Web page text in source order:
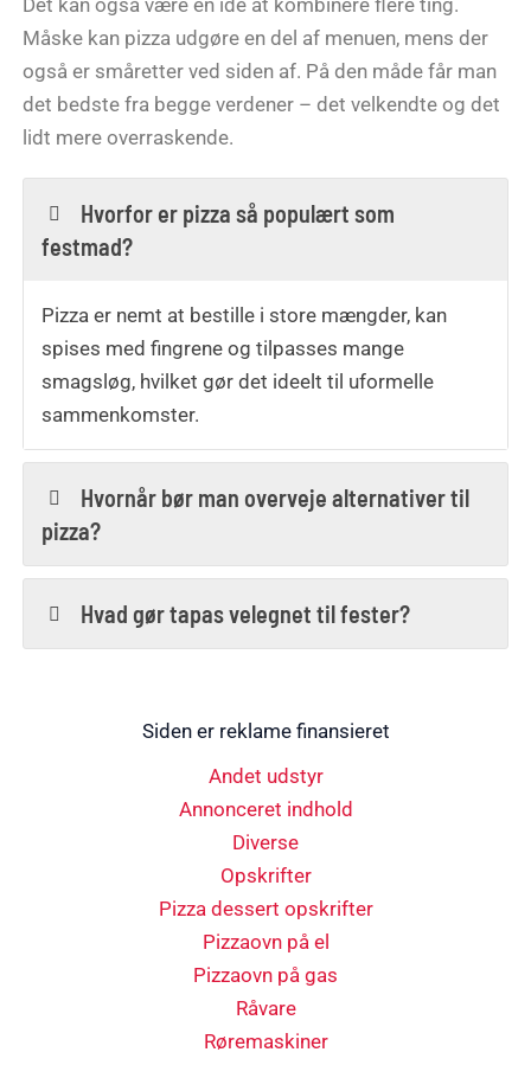
Det kan også være en idé at kombinere flere ting.
Måske kan pizza udgøre en del af menuen, mens der
også er småretter ved siden af. På den måde får man
det bedste fra begge verdener – det velkendte og det
lidt mere overraskende.
Hvorfor er pizza så populært som
festmad?
Pizza er nemt at bestille i store mængder, kan
spises med fingrene og tilpasses mange
smagsløg, hvilket gør det ideelt til uformelle
sammenkomster.
Hvornår bør man overveje alternativer til
pizza?
Hvad gør tapas velegnet til fester?
Siden er reklame finansieret
Andet udstyr
Annonceret indhold
Diverse
Opskrifter
Pizza dessert opskrifter
Pizzaovn på el
Pizzaovn på gas
Råvare
Røremaskiner